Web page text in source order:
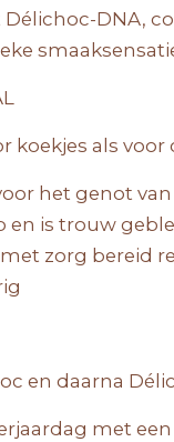
DNA,
koekjes als
het genot
is trouw
zorg bereid
en daarna
met